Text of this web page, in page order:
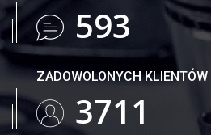
971
ZADOWOLONYCH KLIENTÓW
6081